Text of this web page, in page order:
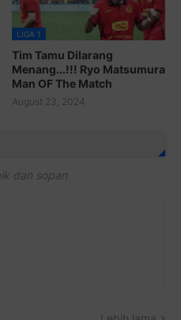
LIGA 1
Tim Tamu Dilarang
Menang...!!! Ryo Matsumura
Man OF The Match
August 23, 2024
dan sopan